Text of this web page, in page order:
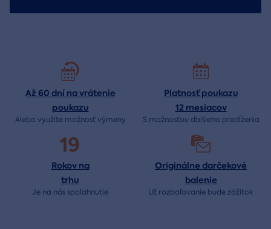
Až 60 dní na vrátenie
poukazu
Alebo využite možnosť výmeny
Platnosť poukazu
12 mesiacov
S možnosťou ďalšieho predĺženia
19
Rokov na
trhu
Je na nás spoľahnutie
Originálne darčekové
balenie
Už rozbaľovanie budezážitok